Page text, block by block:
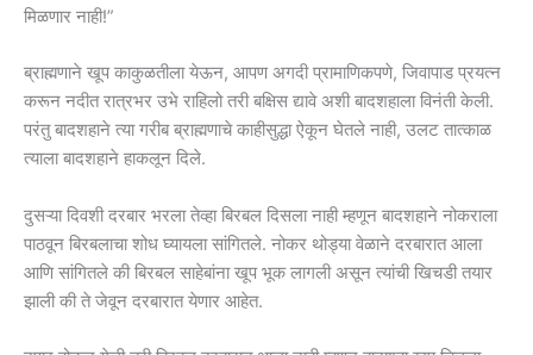
मिळणार नाही!”
ब्राह्मणाने खूप काकुळतीला येऊन, आपण अगदी प्रामाणिकपणे, जिवापाड प्रयत्न
करून नदीत रात्रभर उभे राहिलो तरी बक्षिस द्यावे अशी बादशहाला विनंती केली.
परंतु बादशहाने त्या गरीब ब्राह्मणाचे काहीसुद्धा ऐकून घेतले नाही, उलट तात्काळ
त्याला बादशहाने हाकलून दिले.
दुसऱ्या दिवशी दरबार भरला तेव्हा बिरबल दिसला नाही म्हणून बादशहाने नोकराला
पाठवून बिरबलाचा शोध घ्यायला सांगितले. नोकर थोड्या वेळाने दरबारात आला
आणि सांगितले की बिरबल साहेबांना खूप भूक लागली असून त्यांची खिचडी तयार
झाली की ते जेवून दरबारात येणार आहेत.